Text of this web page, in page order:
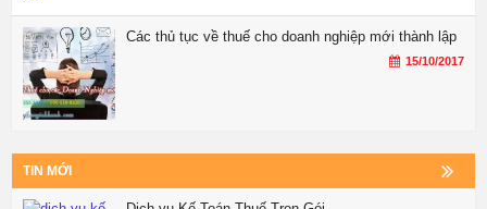
Các thủ tục về thuế cho doanh nghiệp mới thành lập
15/10/2017
TIN MỚI